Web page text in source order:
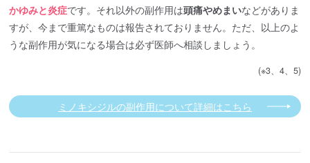
かゆみと炎症です。それ以外の副作用は頭痛やめまいなどがありま
すが、今まで重篤なものは報告されておりません。ただ、以上のよ
うな副作用が気になる場合は必ず医師へ相談しましょう。
(※3、4、5)
ミノキシジルの副作用について詳細はこちら